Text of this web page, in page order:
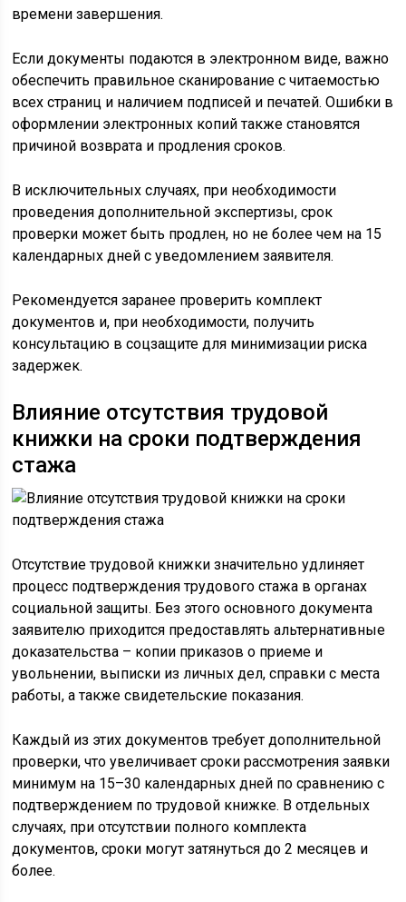
времени завершения.
Если документы подаются в электронном виде, важно
обеспечить правильное сканирование с читаемостью
всех страниц и наличием подписей и печатей. Ошибки в
оформлении электронных копий также становятся
причиной возврата и продления сроков.
В исключительных случаях, при необходимости
проведения дополнительной экспертизы, срок
проверки может быть продлен, но не более чем на 15
календарных дней с уведомлением заявителя.
Рекомендуется заранее проверить комплект
документов и, при необходимости, получить
консультацию в соцзащите для минимизации риска
задержек.
Влияние отсутствия трудовой
книжки на сроки подтверждения
стажа
Отсутствие трудовой книжки значительно удлиняет
процесс подтверждения трудового стажа в органах
социальной защиты. Без этого основного документа
заявителю приходится предоставлять альтернативные
доказательства – копии приказов о приеме и
увольнении, выписки из личных дел, справки с места
работы, а также свидетельские показания.
Каждый из этих документов требует дополнительной
проверки, что увеличивает сроки рассмотрения заявки
минимум на 15–30 календарных дней по сравнению с
подтверждением по трудовой книжке. В отдельных
случаях, при отсутствии полного комплекта
документов, сроки могут затянуться до 2 месяцев и
более.